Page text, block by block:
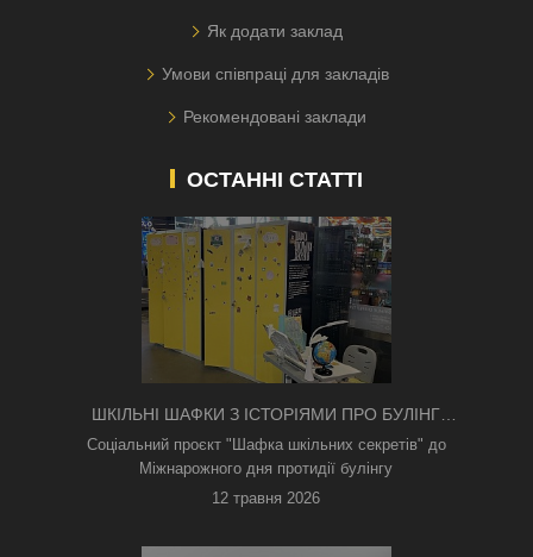
Як додати заклад
Умови співпраці для закладів
Рекомендовані заклади
ОСТАННІ СТАТТІ
ШКІЛЬНІ ШАФКИ З ІСТОРІЯМИ ПРО БУЛІНГ
З'ЯВИЛИСЯ В КИЄВІ
Соціальний проєкт "Шафка шкільних секретів" до
Міжнарожного дня протидії булінгу
12 травня 2026